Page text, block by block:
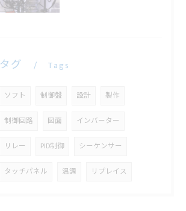
タグ Tags
ソフト 制御盤 設計 製作
制御回路 図面 インバーター
リレー PID制御 シーケンサー
タッチパネル 温調 リプレイス